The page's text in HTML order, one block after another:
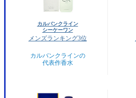
カルバンクライン
シーケーワン
メンズランキング3位
カルバンクラインの
代表作香水